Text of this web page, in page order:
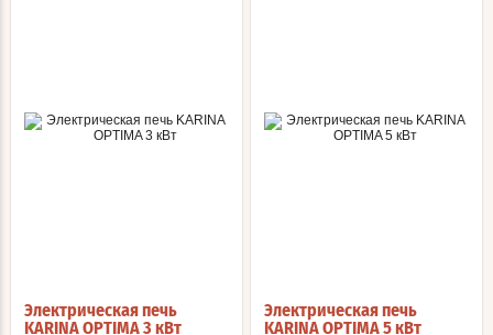
Электрическая печь
KARINA OPTIMA 3 кВт
Электрическая печь
KARINA OPTIMA 5 кВт